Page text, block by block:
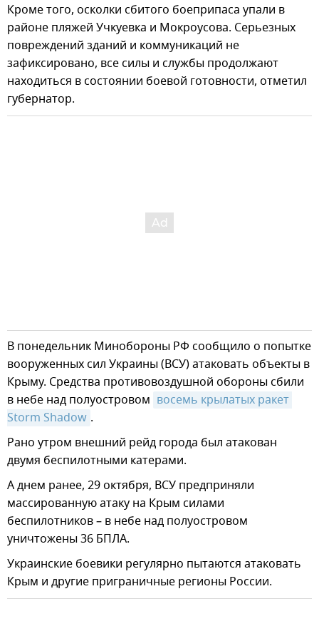
Кроме того, осколки сбитого боеприпаса упали в
районе пляжей Учкуевка и Мокроусова. Серьезных
повреждений зданий и коммуникаций не
зафиксировано, все силы и службы продолжают
находиться в состоянии боевой готовности, отметил
губернатор.
В понедельник Минобороны РФ сообщило о попытке
вооруженных сил Украины (ВСУ) атаковать объекты в
Крыму. Средства противовоздушной обороны сбили
в небе над полуостровом восемь крылатых ракет
Storm Shadow .
Рано утром внешний рейд города был атакован
двумя беспилотными катерами.
А днем ранее, 29 октября, ВСУ предприняли
массированную атаку на Крым силами
беспилотников – в небе над полуостровом
уничтожены 36 БПЛА.
Украинские боевики регулярно пытаются атаковать
Крым и другие приграничные регионы России.